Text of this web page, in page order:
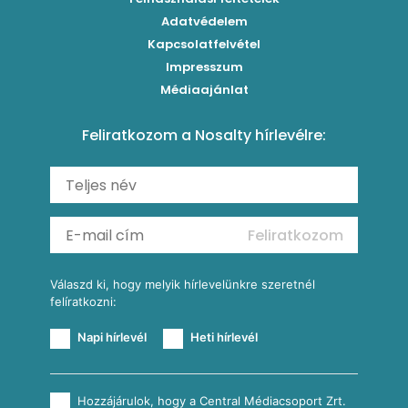
Paradicsomos húsgombóc
Carbonara
Szaftos paprikás csirke
Shakshuka
Ratatouille
Grillezettkukorica-saláta fűszeres garnélanyársakkal
Kukoricás-újhagymás lepény
Mexikói húsleves kukorica salsával
Almás-kéksajtos kukoricasaláta
Köretek
Reggeli receptek
Adatvédelem
Kapcsolatfelvétel
Impresszum
Médiaajánlat
Feliratkozom a Nosalty hírlevélre:
Feliratkozom
Válaszd ki, hogy melyik hírlevelünkre szeretnél
felíratkozni:
Napi hírlevél Heti hírlevél
Hozzájárulok, hogy a Central Médiacsoport Zrt.